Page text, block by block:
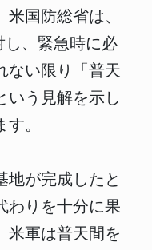
国防総省は、
し、緊急時に必
ない限り「普天
いう見解を示し
。
地が完成したと
わりを十分に果
米軍は普天間を